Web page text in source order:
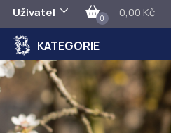
Uživatel 0 0,00 Kč
KATEGORIE